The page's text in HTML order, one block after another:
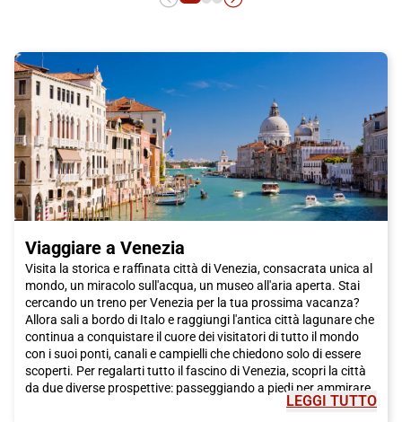
Viaggiare a Venezia
Visita la storica e raffinata città di Venezia, consacrata unica al
mondo, un miracolo sull'acqua, un museo all'aria aperta. Stai
cercando un treno per Venezia per la tua prossima vacanza?
Allora sali a bordo di Italo e raggiungi l'antica città lagunare che
continua a conquistare il cuore dei visitatori di tutto il mondo
con i suoi ponti, canali e campielli che chiedono solo di essere
scoperti. Per regalarti tutto il fascino di Venezia, scopri la città
da due diverse prospettive: passeggiando a piedi per ammirare
gli incantevoli scorci, o rilassandoti cullato dal dolce ondeggiare
LEGGI TUTTO